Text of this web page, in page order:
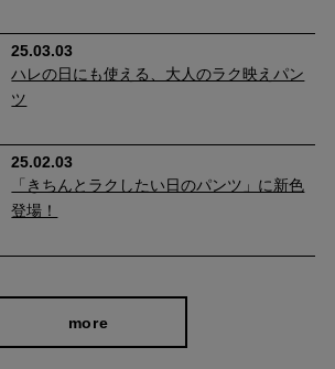
ッチで快適に過ごせる
染むまでに時間がかかるイメージがありま
ストレッチ性があるため、初めて脚を入れ
適。 動きに合わせてしっかり伸びるので一
す。
25.03.03
ハレの日にも使える、大人のラク映えパン
ツ
25.02.03
「きちんとラクしたい日のパンツ」に新色
登場！
more